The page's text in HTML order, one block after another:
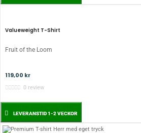
Valueweight T-Shirt
Fruit of the Loom
119,00 kr
0 review
LEVERANSTID 1-2 VECKOR